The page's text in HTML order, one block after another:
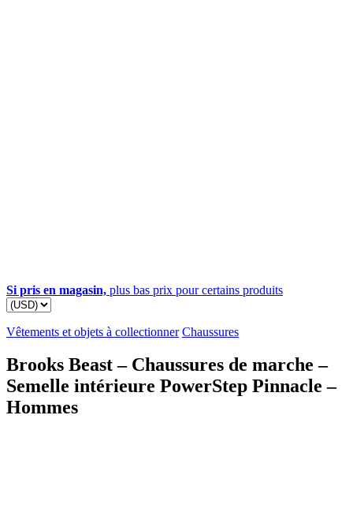
Si pris en magasin, plus bas prix pour certains produits
Vêtements et objets à collectionner Chaussures
Brooks Beast – Chaussures de marche –
Semelle intérieure PowerStep Pinnacle –
Hommes